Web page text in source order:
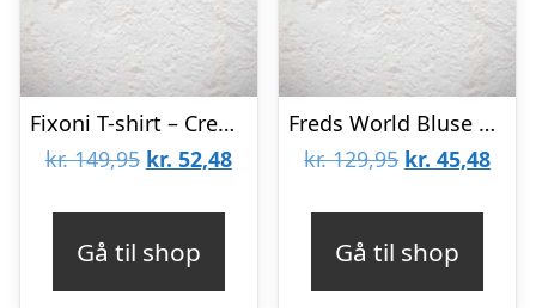
Fixoni T-shirt – Creme m. Print
kr.149,95 Den
kr. 52,48Den
Gå til shop
Freds World Bluse – Warm Coral
kr.129,95 Den
kr. 45,48Den
Gå til shop